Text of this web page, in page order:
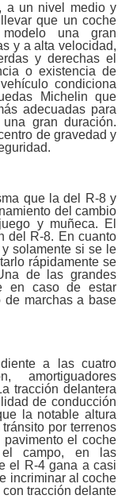
a un nivel medio y
que un coche
una gran
y a alta velocidad,
y derechas el
o existencia de
condiciona
Michelin que
adecuadas para
gran duración.
de gravedad y
que la del R-8 y
del cambio
y muñeca. El
del R-8. En cuanto
solamente si se le
rápidamente se
de las grandes
en caso de estar
de marchas a base
a las cuatro
amortiguadores
tracción delantera
de conducción
la notable altura
por terrenos
el coche
el campo, en las
el R-4 gana a casi
incriminar al coche
tracción delante